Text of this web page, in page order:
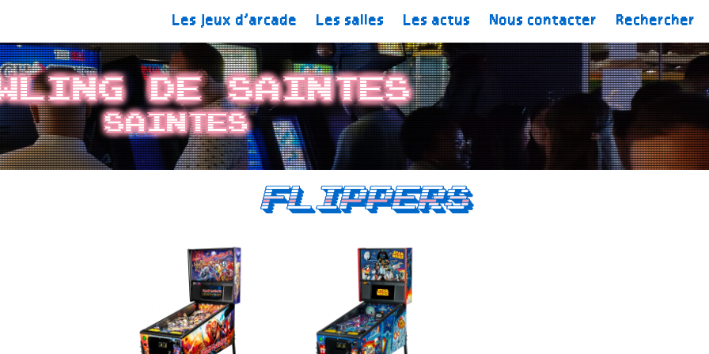
Les jeux d’arcade Les salles Les actus Nous contacter Rechercher
de Saintes
Saintes
Flippers